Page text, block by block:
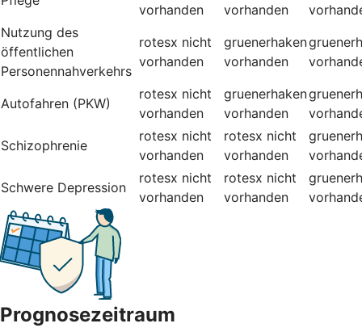
vorhanden vorhanden
Nutzung des
öffentlichen
Personennahverkehrs
rotesx nicht
vorhanden
gruenerhaken
vorhanden
Autofahren (PKW)
rotesx nicht
vorhanden
gruenerhaken
vorhanden
Schizophrenie
rotesx nicht
vorhanden
rotesx nicht
vorhanden
Schwere Depression
rotesx nicht
vorhanden
rotesx nicht
vorhanden
Prognosezeitraum